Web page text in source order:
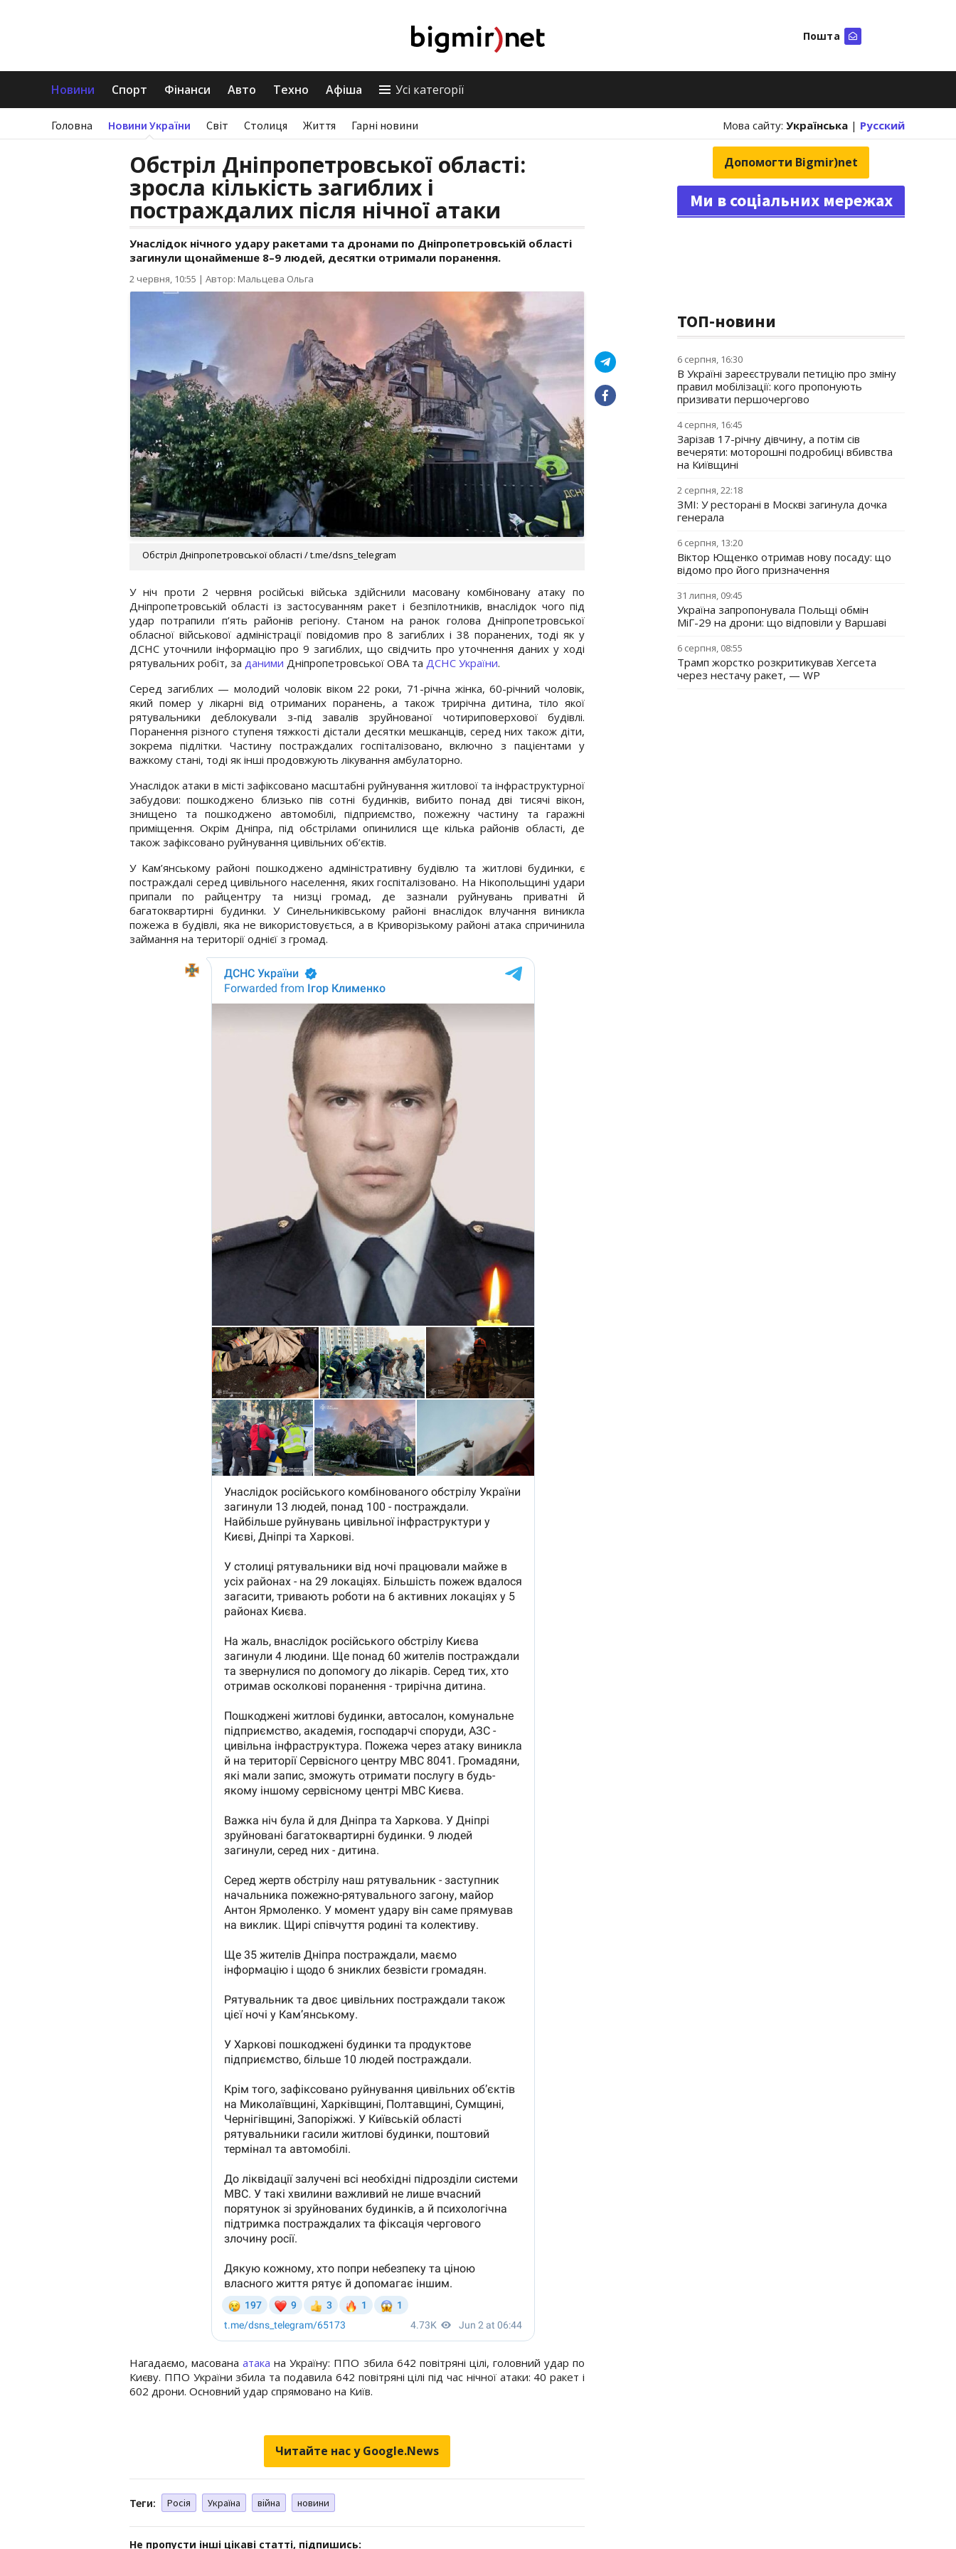
Пошта
Новини Спорт Фінанси Авто Техно Афіша Усі категорії
Головна Новини України Світ Столиця Життя Гарні новини Мова сайту: Українська | Русский
Обстріл Дніпропетровської області:
зросла кількість загиблих і
постраждалих після нічної атаки
Унаслідок нічного удару ракетами та дронами по Дніпропетровській області
загинули щонайменше 8–9 людей, десятки отримали поранення.
2 червня, 10:55 | Автор: Мальцева Ольга
Обстріл Дніпропетровської області / t.me/dsns_telegram
У ніч проти 2 червня російські війська здійснили масовану комбіновану атаку по
Дніпропетровській області із застосуванням ракет і безпілотників, внаслідок чого під
удар потрапили п’ять районів регіону. Станом на ранок голова Дніпропетровської
обласної військової адміністрації повідомив про 8 загиблих і 38 поранених, тоді як у
ДСНС уточнили інформацію про 9 загиблих, що свідчить про уточнення даних у ході
рятувальних робіт, за даними Дніпропетровської ОВА та ДСНС України.
Серед загиблих — молодий чоловік віком 22 роки, 71-річна жінка, 60-річний чоловік,
який помер у лікарні від отриманих поранень, а також трирічна дитина, тіло якої
рятувальники деблокували з-під завалів зруйнованої чотириповерхової будівлі.
Поранення різного ступеня тяжкості дістали десятки мешканців, серед них також діти,
зокрема підлітки. Частину постраждалих госпіталізовано, включно з пацієнтами у
важкому стані, тоді як інші продовжують лікування амбулаторно.
Унаслідок атаки в місті зафіксовано масштабні руйнування житлової та інфраструктурної
забудови: пошкоджено близько пів сотні будинків, вибито понад дві тисячі вікон,
знищено та пошкоджено автомобілі, підприємство, пожежну частину та гаражні
приміщення. Окрім Дніпра, під обстрілами опинилися ще кілька районів області, де
також зафіксовано руйнування цивільних об’єктів.
У Кам’янському районі пошкоджено адміністративну будівлю та житлові будинки, є
постраждалі серед цивільного населення, яких госпіталізовано. На Нікопольщині удари
припали по райцентру та низці громад, де зазнали руйнувань приватні й
багатоквартирні будинки. У Синельниківському районі внаслідок влучання виникла
пожежа в будівлі, яка не використовується, а в Криворізькому районі атака спричинила
займання на території однієї з громад.
Нагадаємо, масованаатака на Україну: ППО збила 642 повітряні цілі, головний удар по
Києву. ППО України збила та подавила 642 повітряні цілі під час нічної атаки: 40 ракет і
602 дрони. Основний удар спрямовано на Київ.
Читайте нас у Google.News
Теги: Росія Україна війна новини
Не пропусти інші цікаві статті, підпишись:
Допомогти Bigmir)net
Ми в соціальних мережах
ТОП-новини
6 серпня, 16:30
В Україні зареєстрували петицію про зміну
правил мобілізації: кого пропонують
призивати першочергово
4 серпня, 16:45
Зарізав 17-річну дівчину, а потім сів
вечеряти: моторошні подробиці вбивства
на Київщині
2 серпня, 22:18
ЗМІ: У ресторані в Москві загинула дочка
генерала
6 серпня, 13:20
Віктор Ющенко отримав нову посаду: що
відомо про його призначення
31 липня, 09:45
Україна запропонувала Польщі обмін
МіГ-29 на дрони: що відповіли у Варшаві
6 серпня, 08:55
Трамп жорстко розкритикував Хегсета
через нестачу ракет, — WP